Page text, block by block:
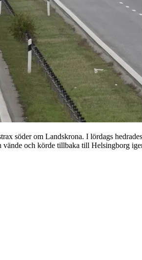
söder om Landskrona. I lördags
vände och körde tillbaka till Helsingborg